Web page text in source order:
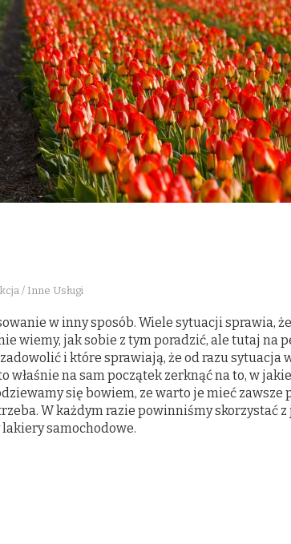
/ Inne Usługi
w inny sposób. Wiele sytuacji sprawia,
wiemy, jak sobie z tym poradzić, ale tutaj na
i które sprawiają, że od razu sytuacja
właśnie na sam początek zerknąć na to, w
się bowiem, ze warto je mieć zawsze
W każdym razie powinniśmy skorzystać
samochodowe.